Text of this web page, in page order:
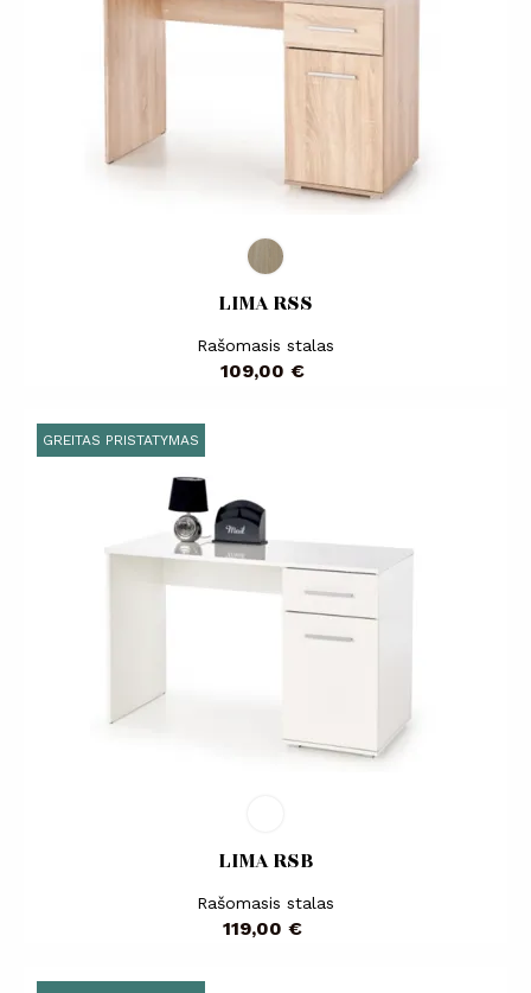
LIMA RSS
Rašomasis stalas
Kaina
109,00 €
GREITAS PRISTATYMAS
LIMA RSB
Rašomasis stalas
Kaina
119,00 €